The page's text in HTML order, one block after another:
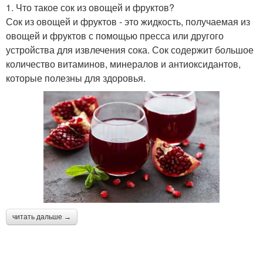
1. Что такое сок из овощей и фруктов?
Сок из овощей и фруктов - это жидкость, получаемая из
овощей и фруктов с помощью пресса или другого
устройства для извлечения сока. Сок содержит большое
количество витаминов, минералов и антиоксидантов,
которые полезны для здоровья.
читать дальше →